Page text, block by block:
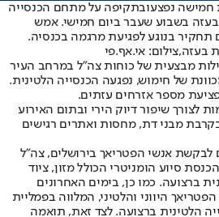
חמישה נפצעובתקיפה על מתחם הכנסייה
בשבוע שעבר ביום חמישי. אמש
תחקיר בנוגע לפגיעת מרגמה בכנסיה.
בעזה,צילום: אי.אף.פי
מבצעית של כוחות צה”ל במרחב העיר
של חימוש, נפגעה הכנסייה הלטינית.
מספר אזרחים עזתים.
לצורך שיפור דיוק הירי ובתום האירוע
מבני דת, מחסות ואתרים רגישים
לבקשת אנשי הפטריאך בירושלים, צה״ל
סיוע הומניטרי הכולל מזון, ציוד
ברצועה. כמו כן, בימים האחרונים
היווני והלטיני, המלווה בפמליית
הלטינית ברצועה. לצד זאת, תואמה